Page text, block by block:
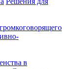
в